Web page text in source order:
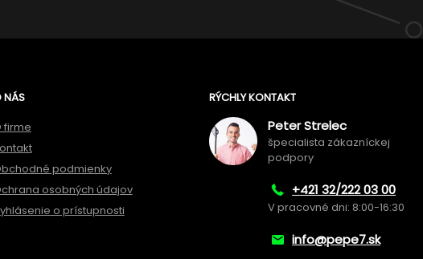
NÁS
firme
podmienky
osobných údajov
o prístupnosti
RÝCHLY KONTAKT
Peter Strelec
špecialista zákazníckej
podpory
+421 32/222 03 00
V pracovné dni: 8:00-16:30
info@pepe7.sk